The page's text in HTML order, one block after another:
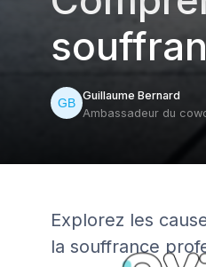
Guillaume Bernard
Ambassadeur du
Explorez les
la souffrance